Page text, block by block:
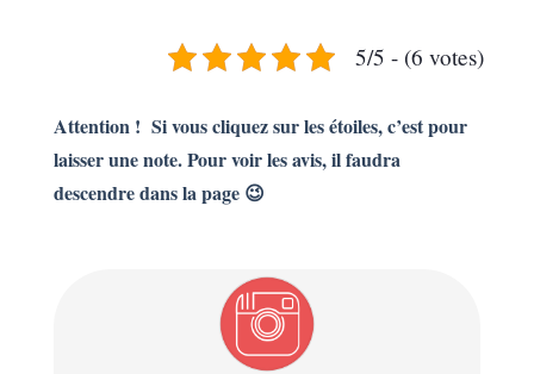
5/5 - (6 votes)
Attention ! Si vous cliquez sur les étoiles, c’est pour
laisser une note. Pour voir les avis, il faudra
descendre dans la page 😉